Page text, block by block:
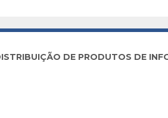
DE PRODUTOS DE